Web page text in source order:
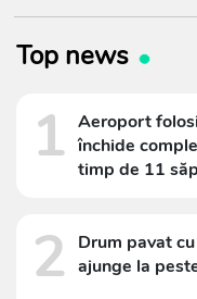
Top news
1 Aeroport
închide
timp de 11
2
Drum pavat
ajunge la